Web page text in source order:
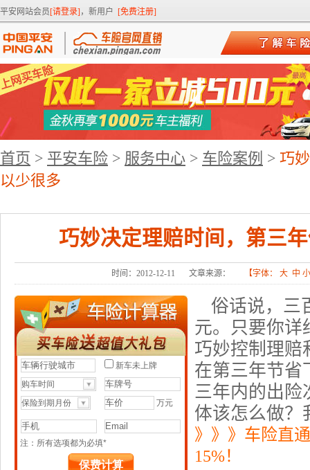
平安网站会员[请登录] ，新用户 [免费注册]
首页 > 平安车险 > 服务中心 > 车险案例 > 巧
以少很多
巧妙决定理赔时间，第三
时间：2012-12-11 文章来源： 【字体： 大 中 小
俗话说，三
元。只要你详
巧妙控制理赔
在第三年节省
三年内的出险
体该怎么做？
》》》车险直
15%！